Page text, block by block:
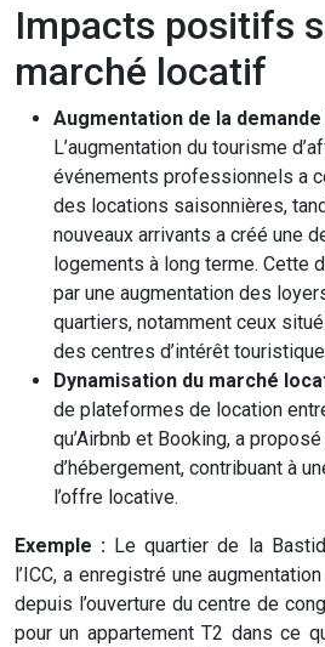
Impacts positifs
marché locatif
Augmentation de la
L’augmentation du tourisme
événements professionnels a
des locations saisonnières,
nouveaux arrivants a créé une
logements à long terme. Cette
par une augmentation des
quartiers, notamment ceux
des centres d’intérêt
Dynamisation du marché
de plateformes de location
qu’Airbnb et Booking, a
d’hébergement, contribuant à
l’offre locative.
Exemple : Le quartier de la
l’ICC, a enregistré une
depuis l’ouverture du centre de
pour un appartement T2 dans ce